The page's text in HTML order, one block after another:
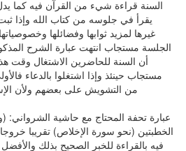
السنة قراءة شيء من القرآن فيه كما
يقرأ في جلوسه من كتاب الله وإذا
غيرها لمزيد ثوابها وفضائلها
الجلسة مستجاب انتهت عبارة الشرح
أن السنة للحاضرين الاشتغال وقت
مستجاب حينئذ وإذا اشتغلوا بالدعاء
من التشويش على بعضهم ولأن
عبارة تحفة المحتاج مع حاشية الشرواني:
الخطبتين (نحو سورة الإخلاص) تقريبا
فيه بالقراءة للخبر الصحيح بذلك